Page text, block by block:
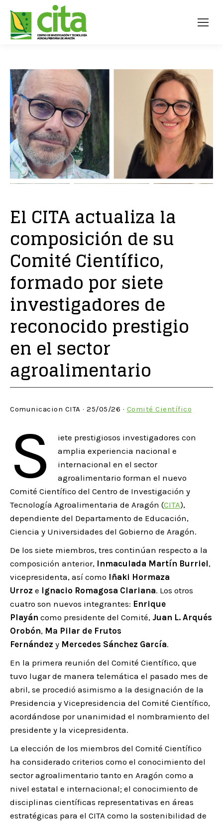
El CITA actualiza la
composición de su
Comité Científico,
formado por siete
investigadores de
reconocido prestigio
en el sector
agroalimentario
Comunicacion CITA · 25/05/26 · Comité Científico
S
iete prestigiosos investigadores con
amplia experiencia nacional e
internacional en el sector
agroalimentario forman el nuevo
Comité Científico del Centro de Investigación y
Tecnología Agroalimentaria de Aragón (CITA),
dependiente del Departamento de Educación,
Ciencia y Universidades del Gobierno de Aragón.
De los siete miembros, tres continúan respecto a la
composición anterior, Inmaculada Martín Burriel,
vicepresidenta, así como Iñaki Hormaza
Urroz e Ignacio Romagosa Clariana. Los otros
cuatro son nuevos integrantes: Enrique
Playán como presidente del Comité, Juan L. Arqués
Orobón, Mª Pilar de Frutos
Fernández y Mercedes Sánchez García.
En la primera reunión del Comité Científico, que
tuvo lugar de manera telemática el pasado mes de
abril, se procedió asimismo a la designación de la
Presidencia y Vicepresidencia del Comité Científico,
acordándose por unanimidad el nombramiento del
presidente y la vicepresidenta.
La elección de los miembros del Comité Científico
ha considerado criterios como el conocimiento del
sector agroalimentario tanto en Aragón como a
nivel estatal e internacional; el conocimiento de
disciplinas científicas representativas en áreas
estratégicas para el CITA como la sostenibilidad de